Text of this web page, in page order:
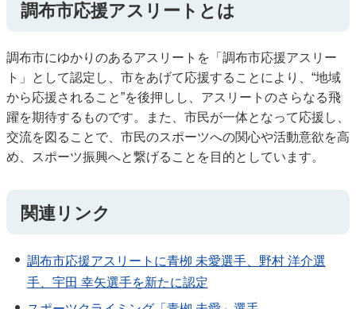
調布市応援アスリートとは
調布市にゆかりのあるアスリートを「調布市応援アスリー
ト」として認定し、市をあげて応援することにより、“地域
から応援されること”を後押しし、アスリートのさらなる飛
躍を期待するものです。また、市民が一体となって応援し、
交流を図ることで、市民のスポーツへの関心や活動意欲を高
め、スポーツ振興へと繋げることを目的としています。
関連リンク
調布市応援アスリートに青栁 未愛選手、野村 洋介選
手、宇田 幸矢選手を新たに認定